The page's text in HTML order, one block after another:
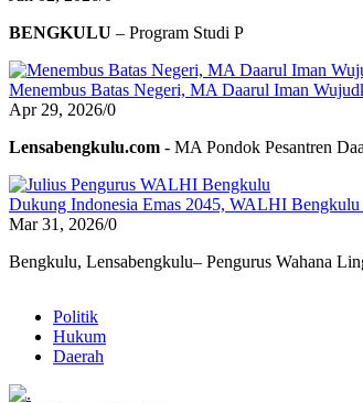
BENGKULU – Program Studi P
Menembus Batas Negeri, MA Daarul Iman
Apr 29, 2026/0
Lensabengkulu.com - MA Pondok Pesantren
Dukung Indonesia Emas 2045, WALHI
Mar 31, 2026/0
Bengkulu, Lensabengkulu– Pengurus Wahana
Politik
Hukum
Daerah